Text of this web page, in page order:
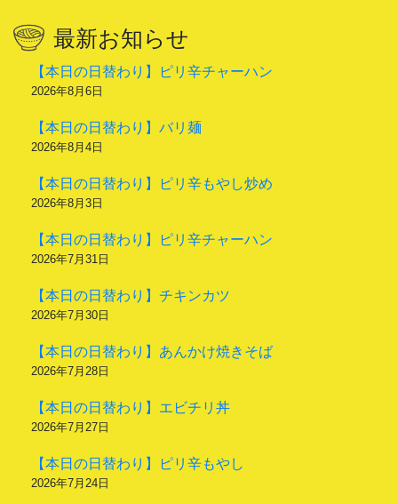
最新お知らせ
【本日の日替わり】ピリ辛チャーハン
2026年8月6日
【本日の日替わり】バリ麺
2026年8月4日
【本日の日替わり】ピリ辛もやし炒め
2026年8月3日
【本日の日替わり】ピリ辛チャーハン
2026年7月31日
【本日の日替わり】チキンカツ
2026年7月30日
【本日の日替わり】あんかけ焼きそば
2026年7月28日
【本日の日替わり】エビチリ丼
2026年7月27日
【本日の日替わり】ピリ辛もやし
2026年7月24日